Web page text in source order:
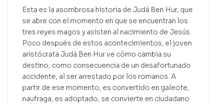
Esta es la asombrosa historia de Judá Ben Hur, que
se abre con el momento en que se encuentran los
tres reyes magos y asisten al nacimiento de Jesús.
Poco después de estos acontecimientos, el joven
aristócrata Judá Ben Hur ve cómo cambia su
destino, como consecuencia de un desafortunado
accidente, al ser arrestado por los romanos. A
partir de ese momento, es convertido en galeote,
naufraga, es adoptado, se convierte en ciudadano